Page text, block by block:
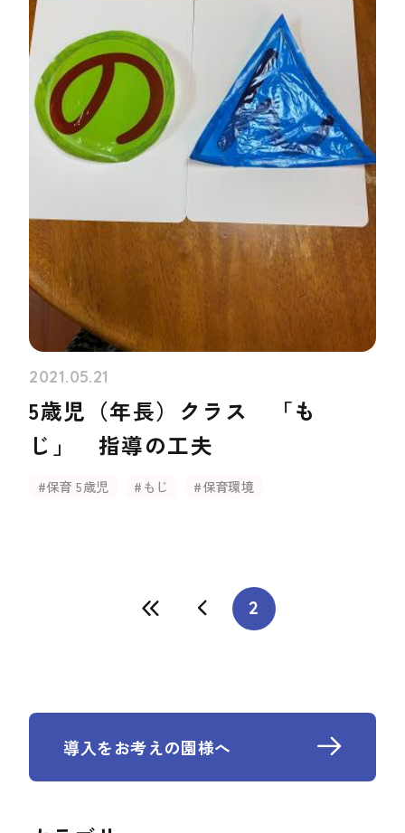
2021.05.21
5歳児（年長）クラス 「も
じ」 指導の工夫
#保育 5歳児 #もじ #保育環境
2
導入をお考えの園様へ